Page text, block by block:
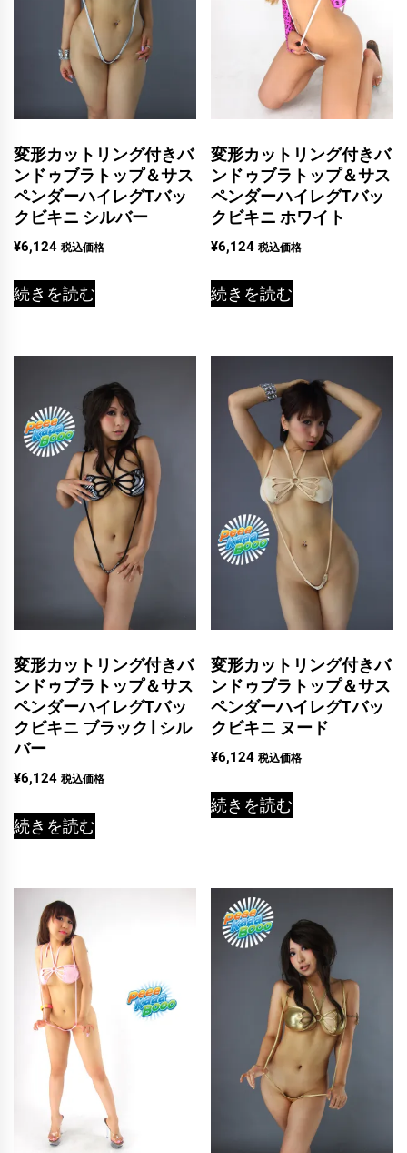
変形カットリング付きバ
ンドゥブラトップ＆サス
ペンダーハイレグTバッ
クビキニ シルバー
¥6,124 税込価格
続きを読む
変形カットリング付きバ
ンドゥブラトップ＆サス
ペンダーハイレグTバッ
クビキニ ホワイト
¥6,124 税込価格
続きを読む
変形カットリング付きバ
ンドゥブラトップ＆サス
ペンダーハイレグTバッ
クビキニ ブラック | シル
バー
¥6,124 税込価格
続きを読む
変形カットリング付きバ
ンドゥブラトップ＆サス
ペンダーハイレグTバッ
クビキニ ヌード
¥6,124 税込価格
続きを読む